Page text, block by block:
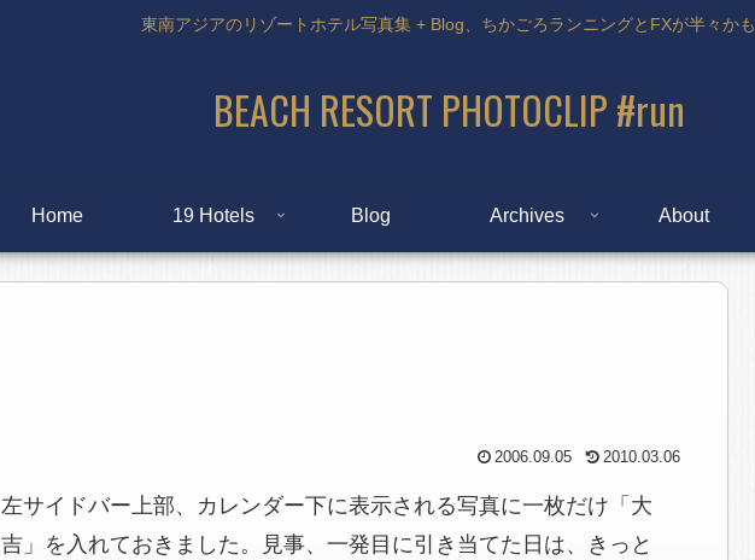
東南アジアのリゾートホテル写真集 + Blog、ちかごろランニングとFXが半々かも
BEACH RESORT PHOTOCLIP #run
Home 19 Hotels Blog Archives About
2006.09.05 2010.03.06
左サイドバー上部、カレンダー下に表示される写真に一枚だけ「大
吉」を入れておきました。見事、一発目に引き当てた日は、きっと